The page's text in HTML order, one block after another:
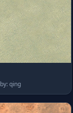
分类：材质 | by: qing